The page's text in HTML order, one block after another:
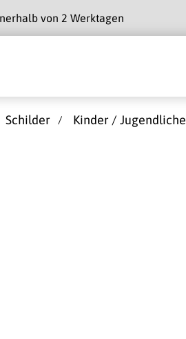
von 2 Werktagen
Schilder Kinder / Jugendliche